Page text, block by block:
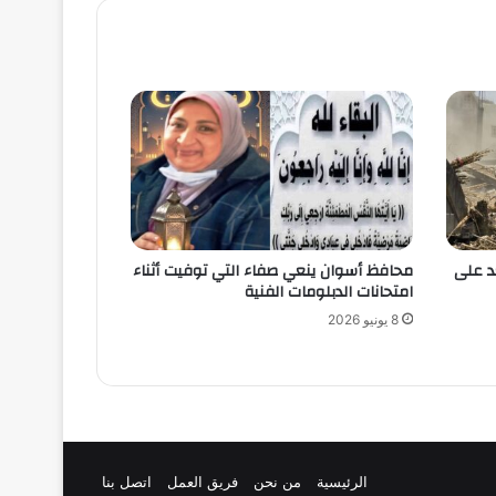
16 حالة تعد على محافظ أسوان ينعي صفاء التي توفيت أثناء
امتحانات الدبلومات الفنية
8 يونيو 2026
الرئيسية من نحن فريق العمل اتصل بنا